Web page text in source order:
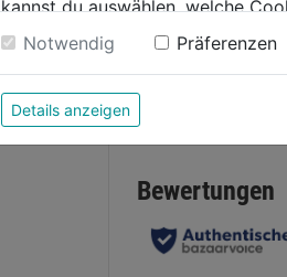
Bewertung
kannst du auswählen, welche
Weitere Informationen findest du
Notwendig Präferenzen
Details anzeigen